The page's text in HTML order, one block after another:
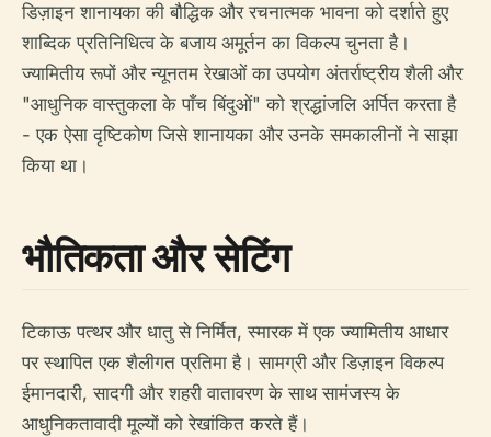
डिज़ाइन शानायका की बौद्धिक और रचनात्मक भावना को दर्शाते हुए
शाब्दिक प्रतिनिधित्व के बजाय अमूर्तन का विकल्प चुनता है।
ज्यामितीय रूपों और न्यूनतम रेखाओं का उपयोग अंतर्राष्ट्रीय शैली और
"आधुनिक वास्तुकला के पाँच बिंदुओं" को श्रद्धांजलि अर्पित करता है
- एक ऐसा दृष्टिकोण जिसे शानायका और उनके समकालीनों ने साझा
किया था।
भौतिकता और सेटिंग
टिकाऊ पत्थर और धातु से निर्मित, स्मारक में एक ज्यामितीय आधार
पर स्थापित एक शैलीगत प्रतिमा है। सामग्री और डिज़ाइन विकल्प
ईमानदारी, सादगी और शहरी वातावरण के साथ सामंजस्य के
आधुनिकतावादी मूल्यों को रेखांकित करते हैं।